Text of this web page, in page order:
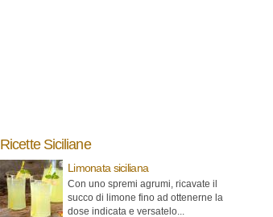
Ricette Siciliane
Limonata siciliana
Con uno spremi agrumi, ricavate il
succo di limone fino ad ottenerne la
dose indicata e versatelo...